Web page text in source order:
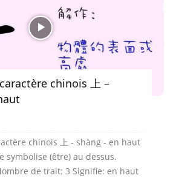
chinois 上 –
chinois 上 - shàng - en haut
symbolise (être) au dessus.
de trait: 3 Signifie: en haut